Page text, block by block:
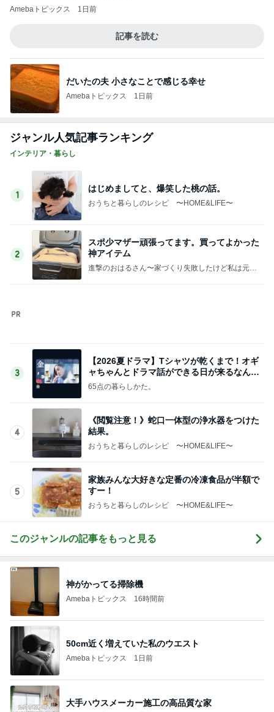
Amebaトピックス 1日前
記事を読む
だいたの夫 小さなことで感じる幸せ
Amebaトピックス 1日前
ジャンル人気記事ランキング
インテリア・暮らし
1
はじめましてと、爆笑した桃の話。
おうちと暮らしのレシピ 〜HOME&LIFE〜
2
スポ少マザー頑張ってます。買ってよかった
神アイテム
進撃のおはるさん〜家づくり失敗したけど私は元気
3
4
《閲覧注意！》蛇口一体型の浄水器をつけた
結果。
おうちと暮らしのレシピ 〜HOME&LIFE〜
5
家族みんな大好きな定番の冷凍食品が半額で
すー！
おうちと暮らしのレシピ 〜HOME&LIFE〜
このジャンルの記事をもっと見る
Amebaトピックス 16時間前
50cm近く増えていた私のウエスト
Amebaトピックス 1日前
大手ハウスメーカー施工の高品質な家
Amebaトピックス 1日前
だいた 入院から1ヶ月経った母